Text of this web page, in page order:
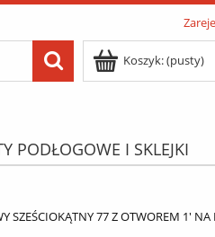
Koszyk:(pusty)
PODŁOGOWE I SKLEJKI
SZEŚCIOKĄTNY 77 Z OTWOREM 1'